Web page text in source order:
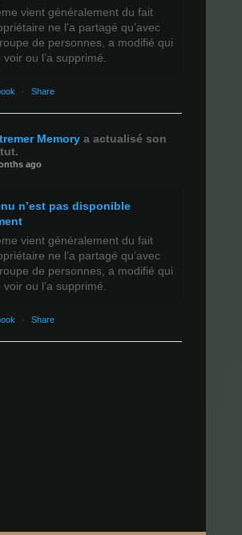
vient généralement du fait
ne l’a partagé qu’avec
de personnes, a modifié qui
ou l’a supprimé.
· Share
Memory a actualisé son
ago
n’est pas disponible
vient généralement du fait
ne l’a partagé qu’avec
de personnes, a modifié qui
ou l’a supprimé.
· Share